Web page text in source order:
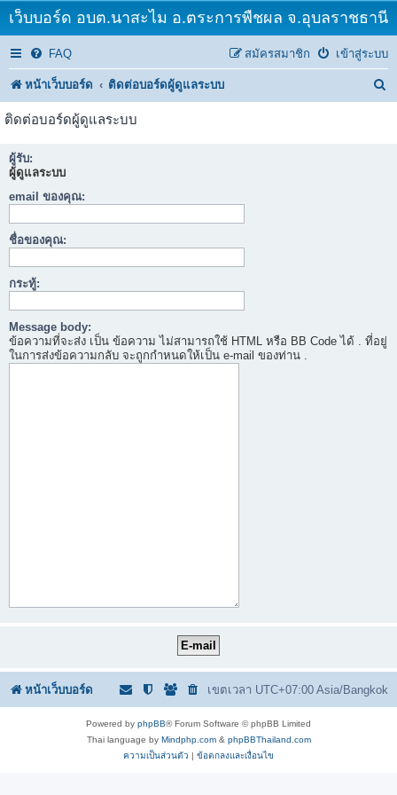
เว็บบอร์ด อบต.นาสะไม อ.ตระการพืชผล จ.อุบลราชธานี
FAQ เข้าสู่ระบบ
สมัครสมาชิก
หน้าเว็บบอร์ด ติดต่อบอร์ดผู้ดูแลระบบ
ติดต่อบอร์ดผู้ดูแลระบบ
ผู้รับ:
ผู้ดูแลระบบ
email ของคุณ:
ชื่อของคุณ:
กระทู้:
Message body:
ข้อความที่จะส่ง เป็น ข้อความ ไม่สามารถใช้ HTML หรือ BB Code ได้ . ที่อยู่
ในการส่งข้อความกลับ จะถูกกำหนดให้เป็น e-mail ของท่าน .
หน้าเว็บบอร์ด เขตเวลา UTC+07:00 Asia/Bangkok
Powered by phpBB® Forum Software © phpBB Limited
Thai language by Mindphp.com& phpBBThailand.com
ความเป็นส่วนตัว | ข้อตกลงและเงื่อนไข